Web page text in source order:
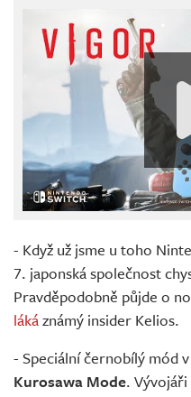
- Když už jsme u toho
7. japonská společnost
Pravděpodobně půjde o
lákáznámý insider Kelios.
- Speciální černobílý mód v
Kurosawa Mode.